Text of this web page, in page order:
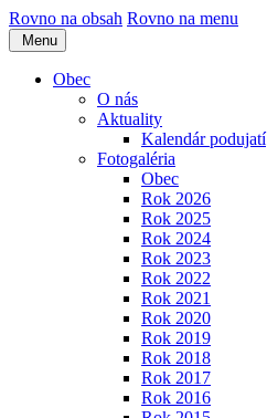
Rovno na obsah Rovno na menu
Menu
Obec
O nás
Aktuality
Kalendár podujatí
Fotogaléria
Obec
Rok 2026
Rok 2025
Rok 2024
Rok 2023
Rok 2022
Rok 2021
Rok 2020
Rok 2019
Rok 2018
Rok 2017
Rok 2016